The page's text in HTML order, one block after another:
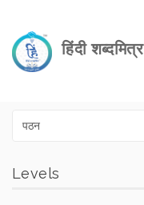
हिंदी शब्दमित्र
Levels